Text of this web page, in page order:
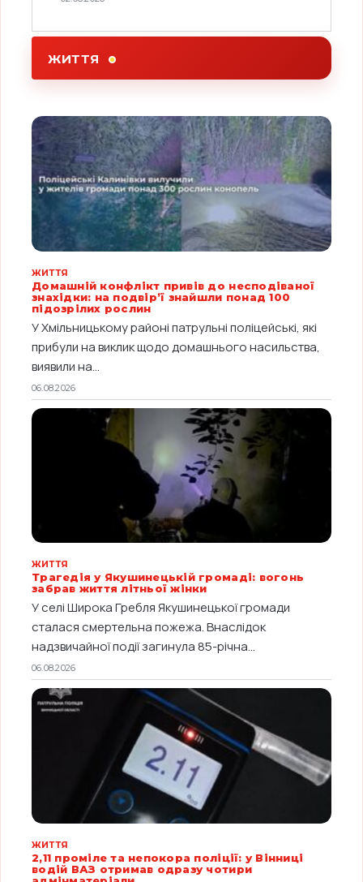
ЖИТТЯ
ЖИТТЯ
Домашній конфлікт привів до несподіваної
знахідки: на подвір’ї знайшли понад 100
підозрілих рослин
У Хмільницькому районі патрульні поліцейські, які
прибули на виклик щодо домашнього насильства,
виявили на...
06.08.2026
ЖИТТЯ
Трагедія у Якушинецькій громаді: вогонь
забрав життя літньої жінки
У селі Широка Гребля Якушинецької громади
сталася смертельна пожежа. Внаслідок
надзвичайної події загинула 85-річна...
06.08.2026
ЖИТТЯ
2,11 проміле та непокора поліції: у Вінниці
водій ВАЗ отримав одразу чотири